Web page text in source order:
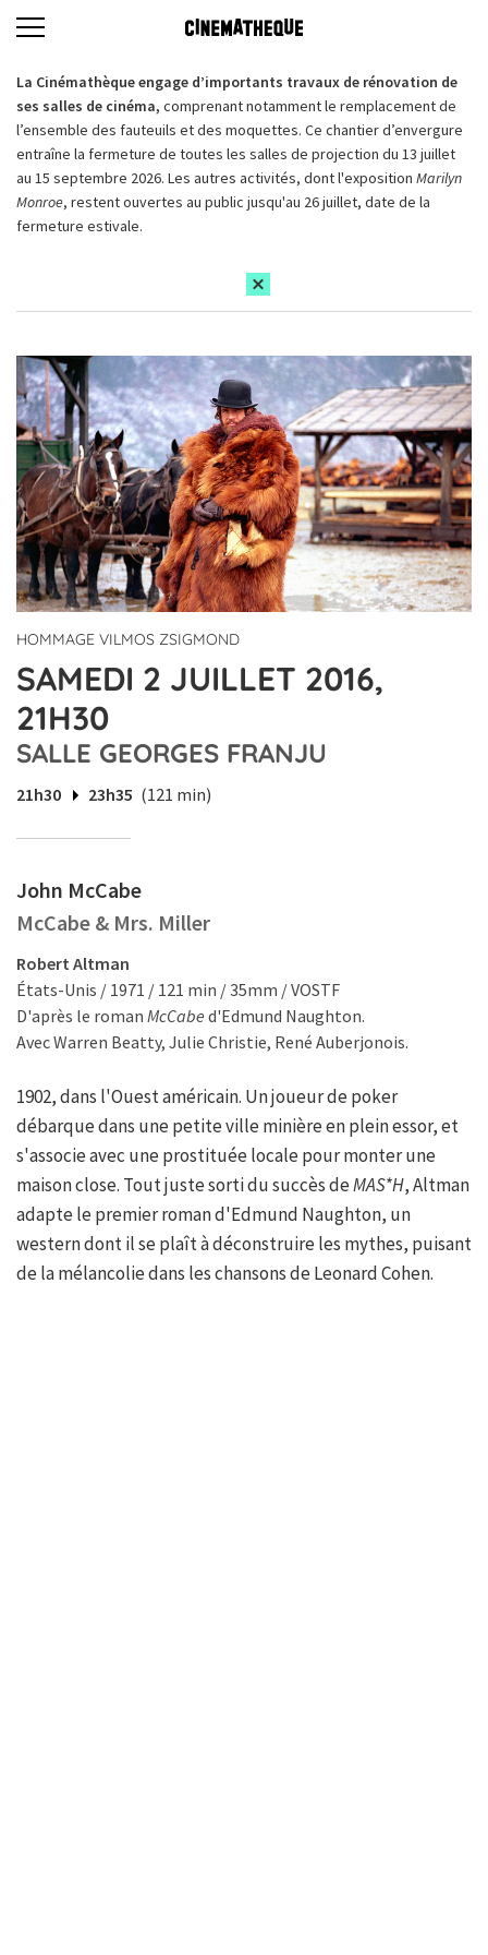
La Cinémathèque engage d’importants travaux de rénovation de
ses salles de cinéma, comprenant notamment le remplacement de
l’ensemble des fauteuils et des moquettes. Ce chantier d’envergure
entraîne la fermeture de toutes les salles de projection du 13 juillet
au 15 septembre 2026. Les autres activités, dont l'exposition Marilyn
Monroe, restent ouvertes au public jusqu'au 26 juillet, date de la
fermeture estivale.
HOMMAGE VILMOS ZSIGMOND
SAMEDI 2 JUILLET 2016,
21H30
SALLE GEORGES FRANJU
21h30 23h35 (121 min)
John McCabe
McCabe & Mrs. Miller
Robert Altman
États-Unis / 1971 / 121 min / 35mm / VOSTF
D'après le roman McCabe d'Edmund Naughton.
Avec Warren Beatty, Julie Christie, René Auberjonois.
1902, dans l'Ouest américain. Un joueur de poker
débarque dans une petite ville minière en plein essor, et
s'associe avec une prostituée locale pour monter une
maison close. Tout juste sorti du succès deMAS*H, Altman
adapte le premier roman d'Edmund Naughton, un
western dont il se plaît à déconstruire les mythes, puisant
de la mélancolie dans les chansons de Leonard Cohen.